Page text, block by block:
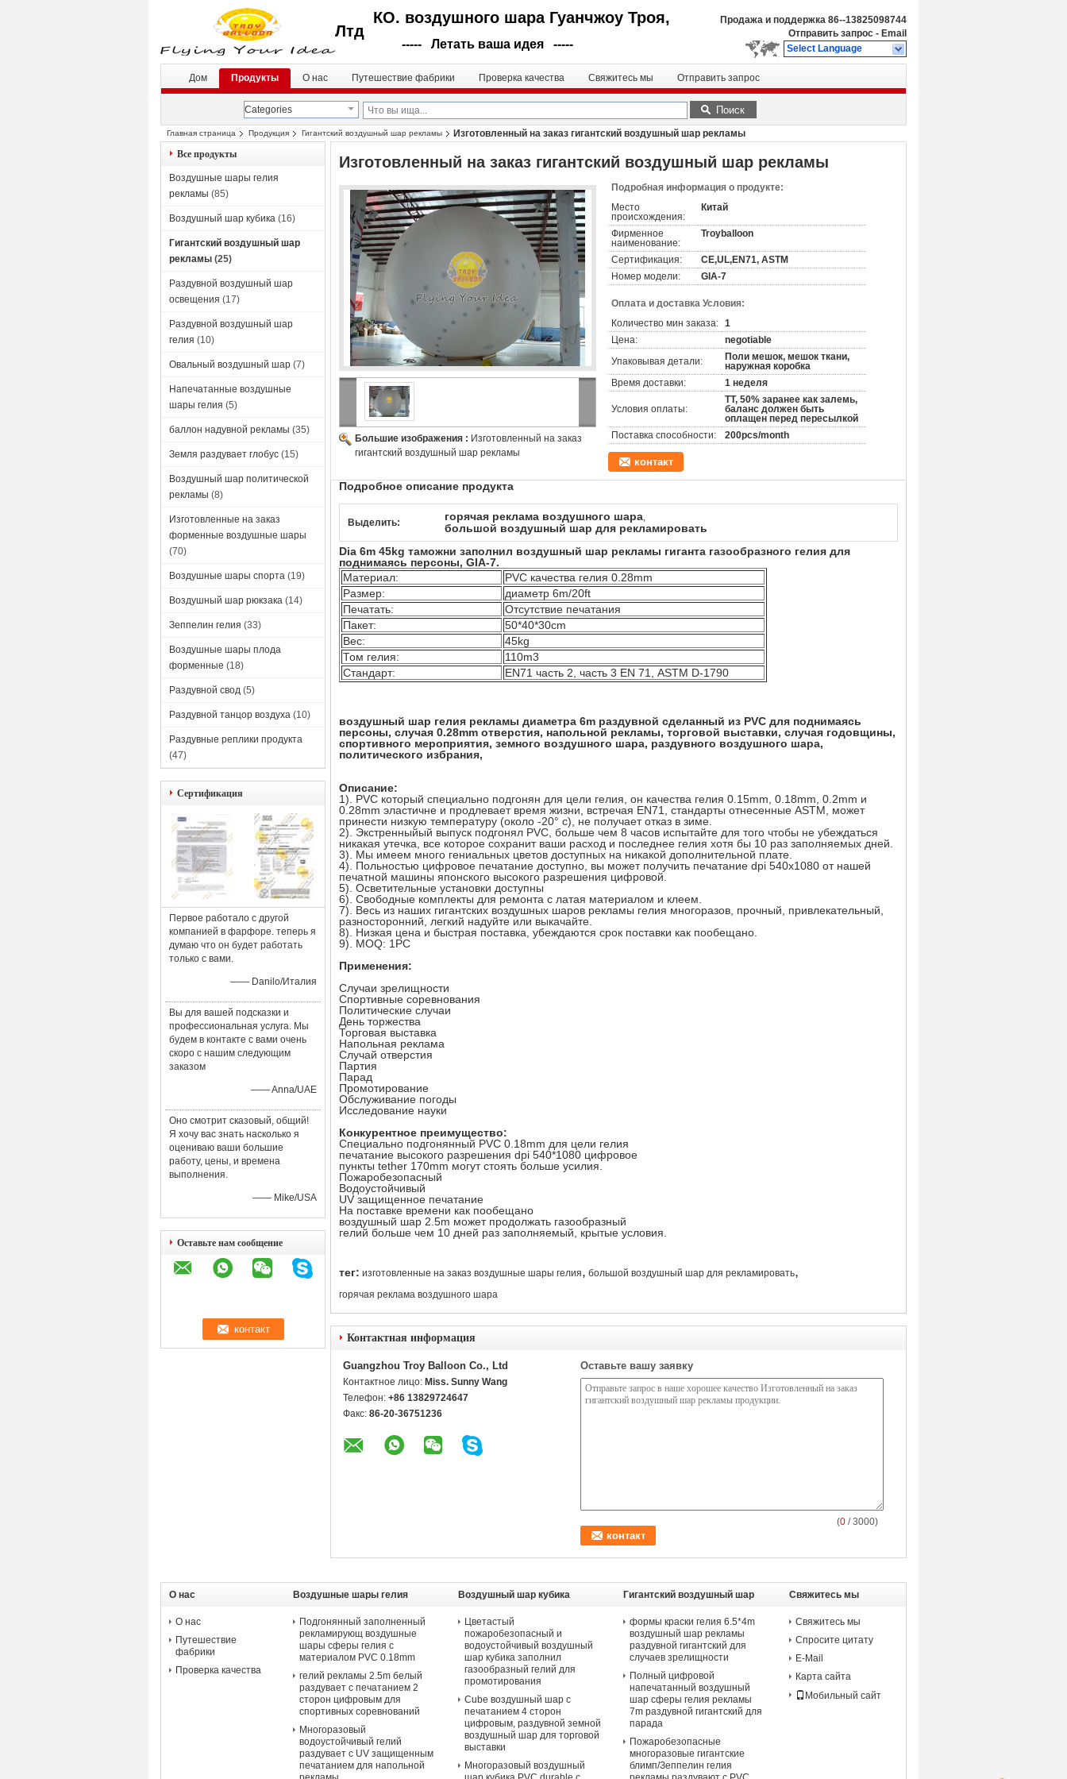
КО. воздушного шара Гуанчжоу Троя,
Лтд
----- Летать ваша идея -----
Продажа и поддержка 86--13825098744
Отправить запрос - Email
Select Language
Дом Продукты О нас Путешествие фабрики Проверка качества Свяжитесь мы Отправить запрос
Categories Поиск
Главная страница Продукция Гигантский воздушный шар рекламы
Изготовленный на заказ гигантский воздушный шар рекламы
Все продукты
Воздушные шары гелия
рекламы (85)
Воздушный шар кубика (16)
Гигантский воздушный шар
рекламы (25)
Раздувной воздушный шар
освещения (17)
Раздувной воздушный шар
гелия (10)
Овальный воздушный шар (7)
Напечатанные воздушные
шары гелия (5)
баллон надувной рекламы (35)
Земля раздувает глобус (15)
Воздушный шар политической
рекламы (8)
Изготовленные на заказ
форменные воздушные шары
(70)
Воздушные шары спорта (19)
Воздушный шар рюкзака (14)
Зеппелин гелия (33)
Воздушные шары плода
форменные (18)
Раздувной свод (5)
Раздувной танцор воздуха (10)
Раздувные реплики продукта
(47)
Сертификация
Первое работало с другой
компанией в фарфоре. теперь я
думаю что он будет работать
только с вами.
—— Danilo/Италия
Вы для вашей подсказки и
профессиональная услуга. Мы
будем в контакте с вами очень
скоро с нашим следующим
заказом
—— Anna/UAE
Оно смотрит сказовый, общий!
Я хочу вас знать насколько я
оцениваю ваши большие
работу, цены, и времена
выполнения.
—— Mike/USA
Оставьте нам сообщение
Изготовленный на заказ гигантский воздушный шар рекламы
Большие изображения : Изготовленный на заказ
гигантский воздушный шар рекламы
Подробная информация о продукте:
Место
происхождения:
Китай
Фирменное
наименование:
Troyballoon
Сертификация:
CE,UL,EN71, ASTM
Номер модели:
GIA-7
Оплата и доставка Условия:
Количество мин заказа: 1
Цена:
negotiable
Упаковывая детали:
Поли мешок, мешок ткани,
наружная коробка
Время доставки:
1 неделя
Условия оплаты:
TT, 50% заранее как залемь,
баланс должен быть
оплащен перед пересылкой
Поставка способности:
200pcs/month
контакт
Подробное описание продукта
Выделить: горячая реклама воздушного шара,
большой воздушный шар для рекламировать
Dia 6m 45kg таможни заполнил воздушный шар рекламы гиганта газообразного гелия для
поднимаясь персоны, GIA-7.
Материал:
PVC качества гелия 0.28mm
Размер:
диаметр 6m/20ft
Печатать:
Отсутствие печатания
Пакет:
50*40*30cm
Вес:
45kg
Том гелия:
110m3
Стандарт:
EN71 часть 2, часть 3 EN 71, ASTM D-1790
воздушный шар гелия рекламы диаметра 6m раздувной сделанный из PVC для поднимаясь
персоны, случая 0.28mm отверстия, напольной рекламы, торговой выставки, случая годовщины,
спортивного мероприятия, земного воздушного шара, раздувного воздушного шара,
политического избрания,
Описание:
1). PVC который специально подгонян для цели гелия, он качества гелия 0.15mm, 0.18mm, 0.2mm и
0.28mm эластичне и продлевает время жизни, встречая EN71, стандарты отнесенные ASTM, может
принести низкую температуру (около -20° c), не получает отказ в зиме.
2). Экстренныйый выпуск подгонял PVC, больше чем 8 часов испытайте для того чтобы не убеждаться
никакая утечка, все которое сохранит ваши расход и последнее гелия хотя бы 10 раз заполняемых дней.
3). Мы имеем много гениальных цветов доступных на никакой дополнительной плате.
4). Польностью цифровое печатание доступно, вы может получить печатание dpi 540x1080 от нашей
печатной машины японского высокого разрешения цифровой.
5). Осветительные установки доступны
6). Свободные комплекты для ремонта с латая материалом и клеем.
7). Весь из наших гигантских воздушных шаров рекламы гелия многоразов, прочный, привлекательный,
разносторонний, легкий надуйте или выкачайте.
8). Низкая цена и быстрая поставка, убеждаются срок поставки как пообещано.
9). MOQ: 1PC
Применения:
Случаи зрелищности
Спортивные соревнования
Политические случаи
День торжества
Торговая выставка
Напольная реклама
Случай отверстия
Партия
Парад
Промотирование
Обслуживание погоды
Исследование науки
Конкурентное преимущество:
Специально подгонянный PVC 0.18mm для цели гелия
печатание высокого разрешения dpi 540*1080 цифровое
пункты tether 170mm могут стоять больше усилия.
Пожаробезопасный
Водоустойчивый
UV защищенное печатание
На поставке времени как пообещано
воздушный шар 2.5m может продолжать газообразный
гелий больше чем 10 дней раз заполняемый, крытые условия.
тег: изготовленные на заказ воздушные шары гелия, большой воздушный шар для рекламировать,
горячая реклама воздушного шара
Контактная информация
Guangzhou Troy Balloon Co., Ltd
Контактное лицо: Miss. Sunny Wang
Телефон: +86 13829724647
Факс: 86-20-36751236
Оставьте вашу заявку
(0 / 3000)
О нас
О нас
Путешествие
фабрики
Проверка качества
Воздушные шары гелия
рекламы
Подгонянный заполненный
рекламирующ воздушные
шары сферы гелия с
материалом PVC 0.18mm
гелий рекламы 2.5m белый
раздувает с печатанием 2
сторон цифровым для
спортивных соревнований
Многоразовый
водоустойчивый гелий
раздувает с UV защищенным
печатанием для напольной
Воздушный шар кубика
Цветастый
пожаробезопасный и
водоустойчивый воздушный
шар кубика заполнил
газообразный гелий для
промотирования
Cube воздушный шар с
печатанием 4 сторон
цифровым, раздувной земной
воздушный шар для торговой
выставки
Многоразовый воздушный
Гигантский воздушный шар
рекламы
формы краски гелия 6.5*4m
воздушный шар рекламы
раздувной гигантский для
случаев зрелищности
Полный цифровой
напечатанный воздушный
шар сферы гелия рекламы
7m раздувной гигантский для
парада
Пожаробезопасные
многоразовые гигантские
блимп/Зеппелин гелия
Свяжитесь мы
Свяжитесь мы
Спросите цитату
E-Mail
Карта сайта
Мобильный сайт